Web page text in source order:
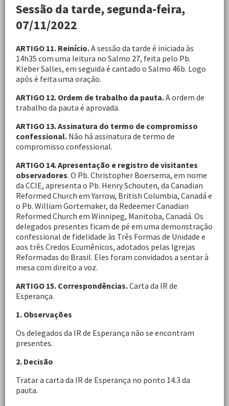
Sessão da tarde, segunda-feira,
07/11/2022
ARTIGO 11. Reinício.A sessão da tarde é iniciada às
14h35 com uma leitura no Salmo 27, feita pelo Pb.
Kleber Salles, em seguida é cantado o Salmo 46b. Logo
após é feita uma oração.
ARTIGO 12. Ordem de trabalho da pauta.A ordem de
trabalho da pauta é aprovada.
ARTIGO 13. Assinatura do termo de compromisso
confessional. Não há assinatura de termo de
compromisso confessional.
ARTIGO 14. Apresentação e registro de visitantes
observadores. O Pb. Christopher Boersema, em nome
da CCIE, apresenta o Pb. Henry Schouten, da Canadian
Reformed Church em Yarrow, British Columbia, Canadá e
o Pb. William Gortemaker, da Redeemer Canadian
Reformed Church em Winnipeg, Manitoba, Canadá. Os
delegados presentes ficam de pé em uma demonstração
confessional de fidelidade às Três Formas de Unidade e
aos três Credos Ecumênicos, adotados pelas Igrejas
Reformadas do Brasil. Eles foram convidados a sentar à
mesa com direito a voz.
ARTIGO 15. Correspondências.Carta da IR de
Esperança.
1. Observações
Os delegados da IR de Esperança não se encontram
presentes.
2. Decisão
Tratar a carta da IR de Esperança no ponto 14.3 da
pauta.